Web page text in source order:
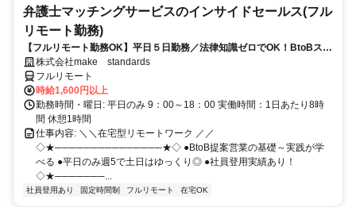
弁護士マッチングサービスのインサイドセールス(フル
リモート勤務)
【フルリモート勤務OK】平日５日勤務／法律知識ゼロでOK！BtoBスキ
ルが身につく営業職
株式会社make standards
フルリモート
時給1,600円以上
勤務時間・曜日: 平日のみ 9：00～18：00 実働時間：1日あたり8時
間 休憩1時間
仕事内容: ＼＼在宅型リモートワーク ／／
◇★───────────────★◇ ●BtoB提案営業の基礎～実践が学
べる ●平日のみ週5で土日はゆっくり◎ ●社員登用実績あり！
◇★───────...
社員登用あり 固定時間制 フルリモート 在宅OK